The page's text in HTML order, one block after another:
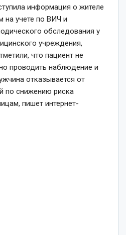
информация о жителе
на учете по ВИЧ и
обследования у
учреждения,
что пациент не
проводить наблюдение и
отказывается от
по снижению риска
пишет интернет-